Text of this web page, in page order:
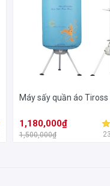
Máy sấy quần áo Tiross
1,180,000₫
1,500,000₫